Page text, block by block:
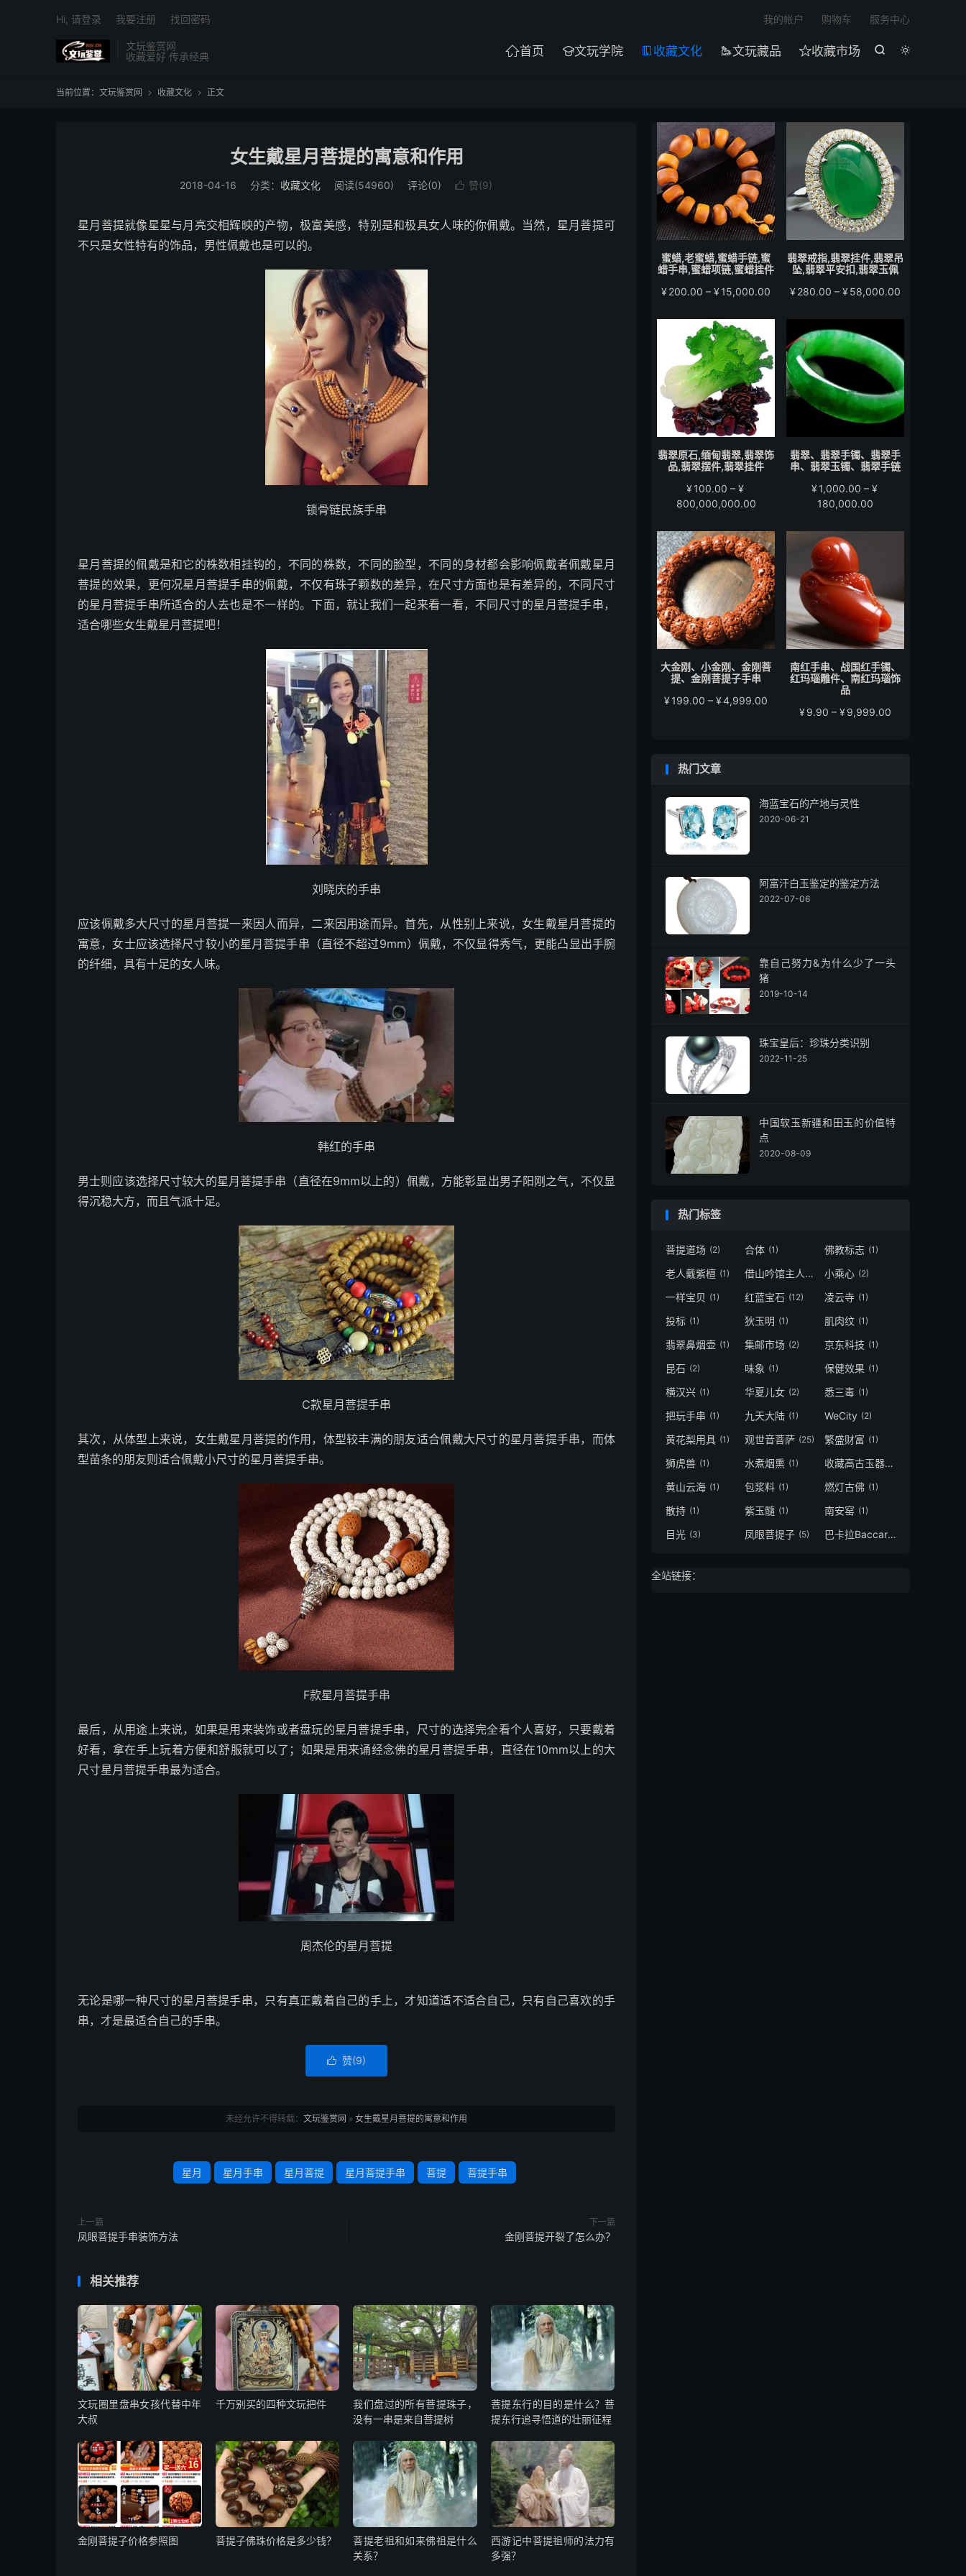
文玩鉴赏网
收藏爱好 传承经典


首页 文玩学院  收藏文化 文玩藏品 收藏市场
我的帐户 购物车 服务中心
Hi, 请登录 我要注册 找回密码
当前位置： 文玩鉴赏网  收藏文化  正文
女生戴星月菩提的寓意和作用
2018-04-16 分类： 收藏文化 阅读(54960) 评论(0)  赞(9)
星月菩提就像星星与月亮交相辉映的产物，极富美感，特别是和极具女人味的你佩戴。当然，星月菩提可
不只是女性特有的饰品，男性佩戴也是可以的。
锁骨链民族手串
星月菩提的佩戴是和它的株数相挂钩的，不同的株数，不同的脸型，不同的身材都会影响佩戴者佩戴星月
菩提的效果，更何况星月菩提手串的佩戴，不仅有珠子颗数的差异，在尺寸方面也是有差异的，不同尺寸
的星月菩提手串所适合的人去也是不一样的。下面，就让我们一起来看一看，不同尺寸的星月菩提手串，
适合哪些女生戴星月菩提吧！
刘晓庆的手串
应该佩戴多大尺寸的星月菩提一来因人而异，二来因用途而异。首先，从性别上来说，女生戴星月菩提的
寓意，女士应该选择尺寸较小的星月菩提手串（直径不超过9mm）佩戴，不仅显得秀气，更能凸显出手腕
的纤细，具有十足的女人味。
韩红的手串
男士则应该选择尺寸较大的星月菩提手串（直径在9mm以上的）佩戴，方能彰显出男子阳刚之气，不仅显
得沉稳大方，而且气派十足。
C款星月菩提手串
其次，从体型上来说，女生戴星月菩提的作用，体型较丰满的朋友适合佩戴大尺寸的星月菩提手串，而体
型苗条的朋友则适合佩戴小尺寸的星月菩提手串。
F款星月菩提手串
最后，从用途上来说，如果是用来装饰或者盘玩的星月菩提手串，尺寸的选择完全看个人喜好，只要戴着
好看，拿在手上玩着方便和舒服就可以了；如果是用来诵经念佛的星月菩提手串，直径在10mm以上的大
尺寸星月菩提手串最为适合。
周杰伦的星月菩提
无论是哪一种尺寸的星月菩提手串，只有真正戴着自己的手上，才知道适不适合自己，只有自己喜欢的手
串，才是最适合自己的手串。
 赞(9)
未经允许不得转载： 文玩鉴赏网 » 女生戴星月菩提的寓意和作用
星月 星月手串 星月菩提 星月菩提手串 菩提 菩提手串
上一篇
凤眼菩提手串装饰方法
下一篇
金刚菩提开裂了怎么办？
相关推荐
文玩圈里盘串女孩代替中年
大叔
千万别买的四种文玩把件
我们盘过的所有菩提珠子，
没有一串是来自菩提树
菩提东行的目的是什么？菩
提东行追寻悟道的壮丽征程
金刚菩提子价格参照图 菩提子佛珠价格是多少钱？
菩提老祖和如来佛祖是什么
关系？
西游记中菩提祖师的法力有
多强？
蜜蜡,老蜜蜡,蜜蜡手链,蜜
蜡手串,蜜蜡项链,蜜蜡挂件
¥200.00 – ¥15,000.00
范
¥200.00
至
¥15,000.00
翡翠戒指,翡翠挂件,翡翠吊
坠,翡翠平安扣,翡翠玉佩
¥280.00 – ¥58,000.00
范
至
¥58,000.00
翡翠原石,缅甸翡翠,翡翠饰
品,翡翠摆件,翡翠挂件
¥100.00 – ¥
800,000,000.00价
范
围：
¥100.00
至
¥800,000,000.00
翡翠、翡翠手镯、翡翠手
串、翡翠玉镯、翡翠手链
¥1,000.00 – ¥
180,000.00
范
¥180,000.00
大金刚、小金刚、金刚菩
提、金刚菩提子手串
¥199.00 – ¥4,999.00
南红手串、战国红手镯、
红玛瑙雕件、南红玛瑙饰
品
¥9.90 – ¥9,999.00
热门文章
海蓝宝石的产地与灵性
2020-06-21
阿富汗白玉鉴定的鉴定方法
2022-07-06
靠自己努力&为什么少了一头
猪
2019-10-14
珠宝皇后：珍珠分类识别
2022-11-25
中国软玉新疆和田玉的价值特
点
2020-08-09
热门标签
菩提道场 (2) 合体 (1) 佛教标志 (1)
老人戴紫檀 (1) 借山吟馆主人
(1) 小乘心 (2)
一样宝贝 (1) 红蓝宝石 (12) 凌云寺 (1)
投标 (1) 狄玉明 (1) 肌肉纹 (1)
翡翠鼻烟壶 (1) 集邮市场 (2) 京东科技 (1)
昆石 (2) 味象 (1) 保健效果 (1)
横汉兴 (1) 华夏儿女 (2) 悉三毒 (1)
把玩手串 (1) 九天大陆 (1) WeCity (2)
黄花梨用具 (1) 观世音菩萨 (25) 繁盛财富 (1)
狮虎兽 (1) 水煮烟熏 (1) 收藏高古玉器
(1)
黄山云海 (1) 包浆料 (1) 燃灯古佛 (1)
散持 (1) 紫玉髓 (1) 南安窑 (1)
目光 (3) 凤眼菩提子 (5) 巴卡拉Baccarat
全站链接：